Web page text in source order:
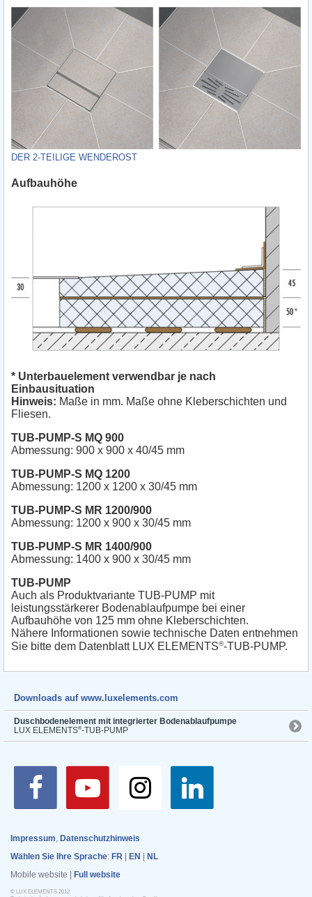
DER 2-TEILIGE WENDE­ROST
Aufbauhöhe
* Unterbauelement verwendbar je nach
Einbausituation
Hinweis: Maße in mm. Maße ohne Kleberschichten und
Fliesen.
TUB-PUMP-S MQ 900
Abmessung: 900 x 900 x 40/45 mm
TUB-PUMP-S MQ 1200
Abmessung: 1200 x 1200 x 30/45 mm
TUB-PUMP-S MR 1200/900
Abmessung: 1200 x 900 x 30/45 mm
TUB-PUMP-S MR 1400/900
Abmessung: 1400 x 900 x 30/45 mm
TUB-PUMP
Auch als Produktvariante TUB-PUMP mit
leistungsstärkerer Bodenablaufpumpe bei einer
Aufbauhöhe von 125 mm ohne Kleberschichten.
Nähere Informationen sowie technische Daten entnehmen
Sie bitte dem Datenblatt LUX ELEMENTS®-TUB-PUMP.
Downloads auf www.luxelements.com
Duschbodenelement mit integrierter Bodenablaufpumpe
LUX ELEMENTS®-TUB-PUMP
Impressum, Datenschutzhinweis
Wählen Sie Ihre Sprache: FR EN
NL
Mobile website |
Full website
© LUX ELEMENTS 2012